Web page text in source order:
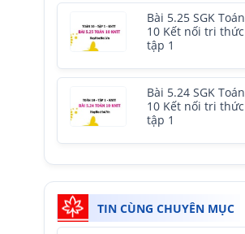
Bài 5.25 SGK Toán
10 Kết nối tri thức
tập 1
Bài 5.24 SGK Toán
10 Kết nối tri thức
tập 1
TIN CÙNG CHUYÊN MỤC